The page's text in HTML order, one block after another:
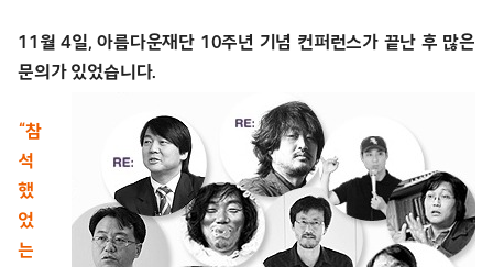
11월 4일, 아름다운재단 10주년 기념 컨퍼런스가 끝난 후 많은
문의가 있었습니다.
“참
석
했
었
는